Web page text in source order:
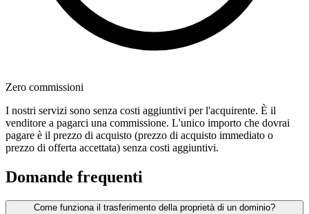
Zero commissioni
I nostri servizi sono senza costi aggiuntivi per l'acquirente. È il
venditore a pagarci una commissione. L'unico importo che dovrai
pagare è il prezzo di acquisto (prezzo di acquisto immediato o
prezzo di offerta accettata) senza costi aggiuntivi.
Domande frequenti
Come funziona il trasferimento della proprietà di un dominio?